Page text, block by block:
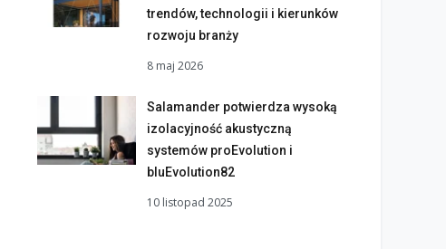
trendów, technologii i kierunków
rozwoju branży
8 maj 2026
Salamander potwierdza wysoką
izolacyjność akustyczną
systemów proEvolution i
bluEvolution82
10 listopad 2025